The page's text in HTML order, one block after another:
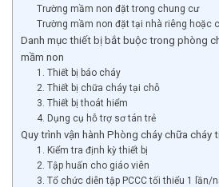
Trường mầm non đặt trong chung cư
Trường mầm non đặt tại nhà riêng hoặc
Danh mục thiết bị bắt buộc trong phòng
mầm non
1. Thiết bị báo cháy
2. Thiết bị chữa cháy tại chỗ
3. Thiết bị thoát hiểm
4. Dụng cụ hỗ trợ sơ tán trẻ
Quy trình vận hành Phòng cháy chữa cháy
1. Kiểm tra định kỳ thiết bị
2. Tập huấn cho giáo viên
3. Tổ chức diễn tập PCCC tối thiểu 1 lần/